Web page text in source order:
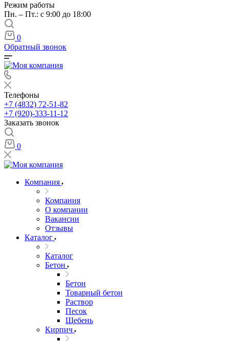
Режим работы
Пн. – Пт.: с 9:00 до 18:00
0
Обратный звонок
Телефоны
+7 (4832) 72-51-82
+7 (920)-333-11-12
Заказать звонок
0
Компания
Компания
О компании
Вакансии
Отзывы
Каталог
Каталог
Бетон
Бетон
Товарный бетон
Раствор
Песок
Щебень
Кирпич